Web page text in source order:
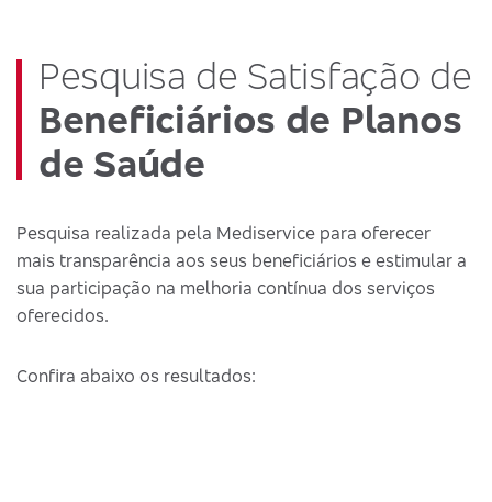
Pesquisa de Satisfação de
Beneficiários de Planos
de Saúde
Pesquisa realizada pela Mediservice para oferecer
mais transparência aos seus beneficiários e estimular a
sua participação na melhoria contínua dos serviços
oferecidos.
Confira abaixo os resultados: